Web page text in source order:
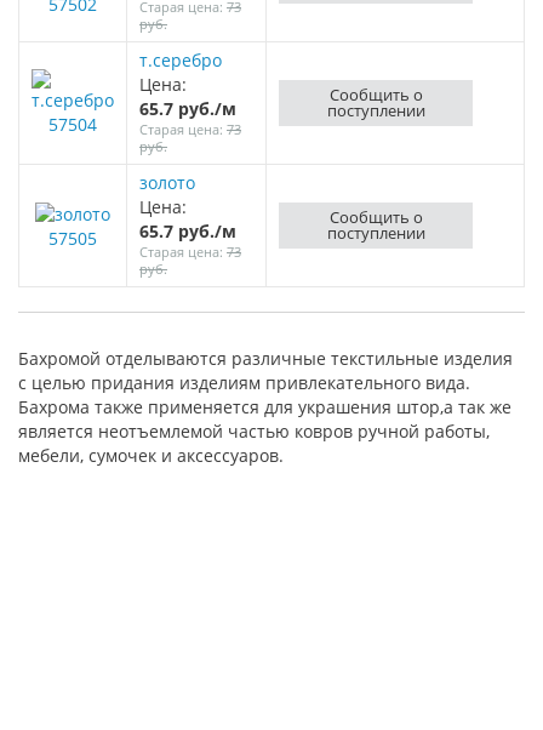
Старая цена: 73
руб.
57504
т.серебро
Цена:
65.7 руб./м
Старая цена: 73
руб.
Сообщить о
поступлении
57505
золото
Цена:
65.7 руб./м
Старая цена: 73
руб.
Сообщить о
поступлении
Бахромой отделываются различные текстильные изделия
с целью придания изделиям привлекательного вида.
Бахрома также применяется для украшения штор,а так же
является неотъемлемой частью ковров ручной работы,
мебели, сумочек и аксессуаров.